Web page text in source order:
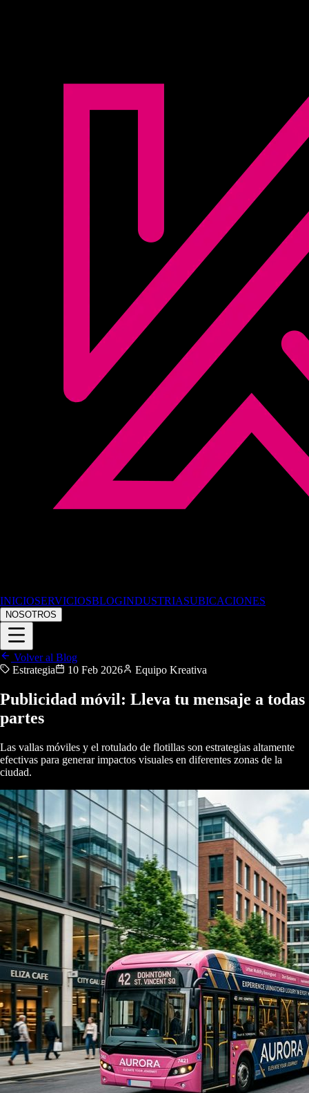
INICIOSERVICIOSBLOGINDUSTRIASUBICACIONES
NOSOTROS
Volver al Blog
Estrategia
10 Feb 2026 Equipo Kreativa
Publicidad móvil: Lleva tu mensaje a todas
partes
Las vallas móviles y el rotulado de flotillas son estrategias altamente
efectivas para generar impactos visuales en diferentes zonas de la
ciudad.